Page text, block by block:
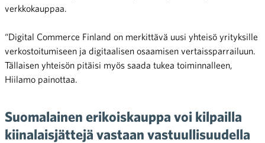
verkkokauppaa.
“Digital Commerce Finland on merkittävä uusi yhteisö yrityksille
verkostoitumiseen ja digitaalisen osaamisen vertaissparrailuun.
Tällaisen yhteisön pitäisi myös saada tukea toiminnalleen,
Hiilamo painottaa.
Suomalainen erikoiskauppa voi kilpailla
kiinalaisjättejä vastaan vastuullisuudella